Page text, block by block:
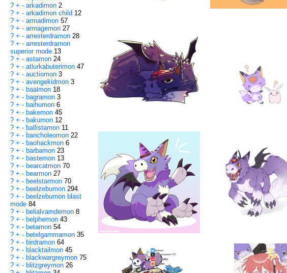
? + - arkadimon 2
? + - arkadimon child 12
? + - armadimon 57
? + - armagemon 27
? + - arresterdramon 28
? + - arresterdramon
superior mode 13
? + - astamon 24
? + - atlurkabuterimon 47
? + - auctiomon 3
? + - avengekidmon 3
? + - baalmon 18
? + - bagramon 3
? + - baihumon 6
? + - bakemon 45
? + - bakumon 12
? + - ballistamon 11
? + - bancholeomon 22
? + - baohackmon 6
? + - barbamon 23
? + - bastemon 13
? + - bearcatmon 70
? + - bearmon 27
? + - beelstarmon 70
? + - beelzebumon 294
? + - beelzebumon blast
mode 84
? + - belialvamdemon 8
? + - belphemon 43
? + - betamon 54
? + - betelgammamon 35
? + - birdramon 64
? + - blacktailmon 45
? + - blackwargreymon 75
? + - blitzgreymon 26